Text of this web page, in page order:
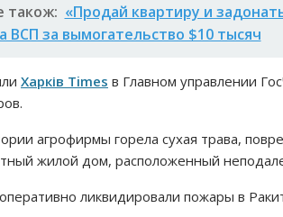
також: «Продай квартиру и
ВСП за вымогательство $10 тысяч
Харків Times в Главном управлении
агрофирмы горела сухая трава,
жилой дом, расположенный
ликвидировали пожары в